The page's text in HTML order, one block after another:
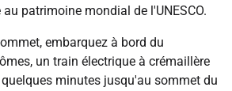
patrimoine mondial de l'UNESCO.
embarquez à bord du
un train électrique à crémaillère
minutes jusqu'au sommet du